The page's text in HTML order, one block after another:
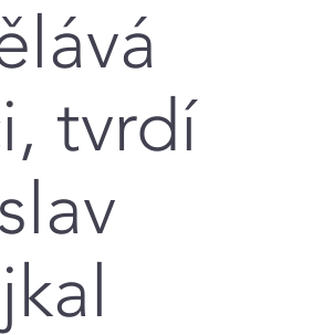
tvrdí